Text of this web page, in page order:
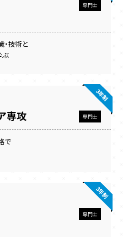
専門士
・技術と
ぶ
専攻 専門士
3年制
で
専門士
3年制